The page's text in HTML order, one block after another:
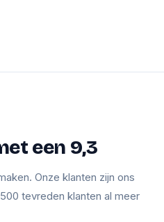
een 9,3
Onze klanten zijn ons
tevreden klanten al meer